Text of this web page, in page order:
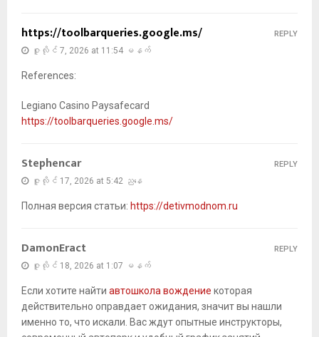
https://toolbarqueries.google.ms/
ဇူလိုင် 7, 2026 at 11:54 မနက်
References:
Legiano Casino Paysafecard
https://toolbarqueries.google.ms/
REPLY
Stephencar
ဇူလိုင် 17, 2026 at 5:42 ညနေ
Полная версия статьи: https://detivmodnom.ru
REPLY
DamonEract
ဇူလိုင် 18, 2026 at 1:07 မနက်
Если хотите найти автошкола вождение которая
действительно оправдает ожидания, значит вы нашли
именно то, что искали. Вас ждут опытные инструкторы,
REPLY